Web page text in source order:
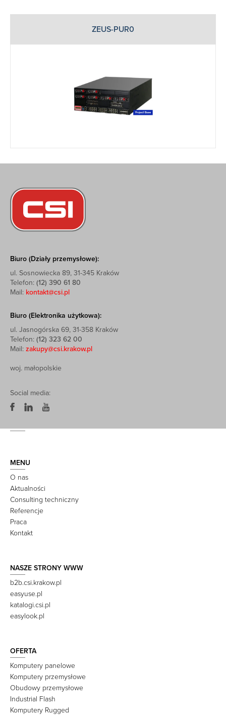
ZEUS-PUR0
Biuro (Działy przemysłowe):
ul. Sosnowiecka 89, 31-345 Kraków
Telefon: (12) 390 61 80
Mail: kontakt@csi.pl
Biuro (Elektronika użytkowa):
ul. Jasnogórska 69, 31-358 Kraków
Telefon: (12) 323 62 00
Mail: zakupy@csi.krakow.pl
woj. małopolskie
Social media:
MENU
O nas
Aktualności
Consulting techniczny
Referencje
Praca
Kontakt
NASZE STRONY WWW
b2b.csi.krakow.pl
easyuse.pl
katalogi.csi.pl
easylook.pl
OFERTA
Komputery panelowe
Komputery przemysłowe
Obudowy przemysłowe
Industrial Flash
Komputery Rugged